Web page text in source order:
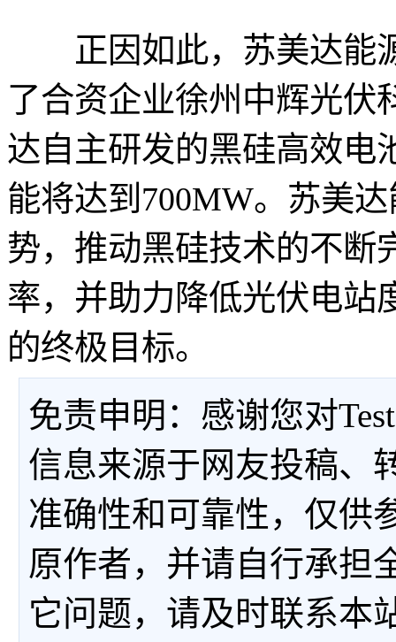
正因如此，苏美达能
了合资企业徐州中辉光伏
达自主研发的黑硅高效电
能将达到700MW。苏美
势，推动黑硅技术的不断
率，并助力降低光伏电站
的终极目标。
免责申明：感谢您对
信息来源于网友投稿、
准确性和可靠性，仅供
原作者，并请自行承担
它问题，请及时联系本